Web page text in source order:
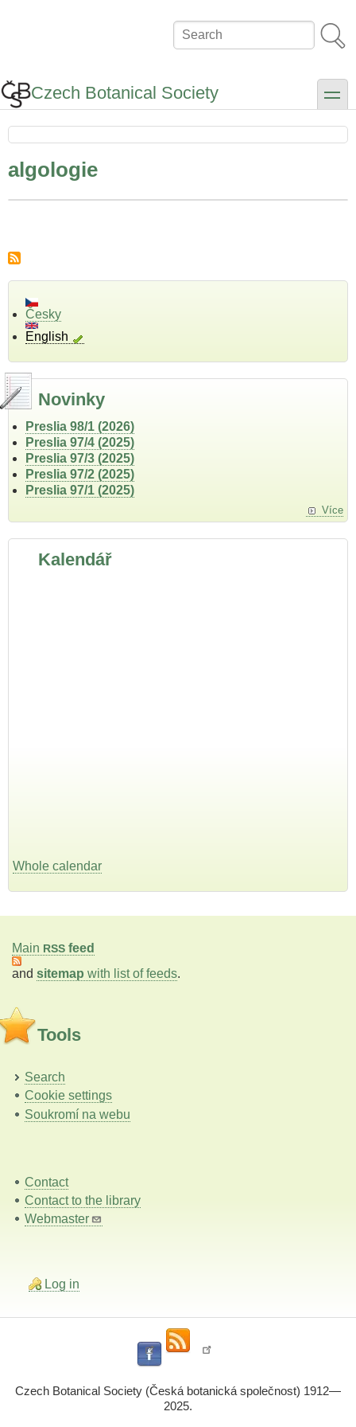
Search
Czech Botanical Society toggle
algologie
Česky
English
Novinky
Preslia 98/1 (2026)
Preslia 97/4 (2025)
Preslia 97/3 (2025)
Preslia 97/2 (2025)
Preslia 97/1 (2025)
Více
Kalendář
Whole calendar
Main RSS feed
and sitemap with list of feeds.
Tools
Search
Cookie settings
Soukromí na webu
Contact
Contact to the library
Webmaster
Log in
Czech Botanical Society (Česká botanická společnost) 1912—
2025.